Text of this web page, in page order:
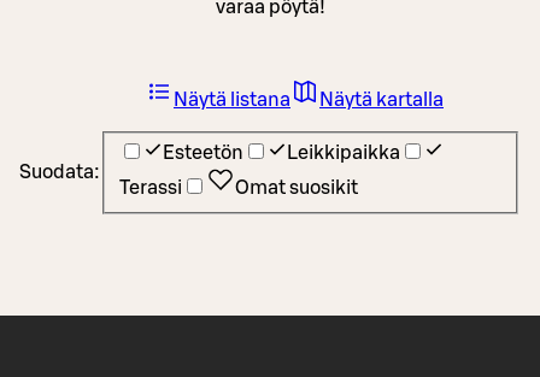
varaa pöytä!
Suodata:
Esteetön
Leikkipaikka
Terassi
Omat suosikit
Näytä listana Näytä kartalla